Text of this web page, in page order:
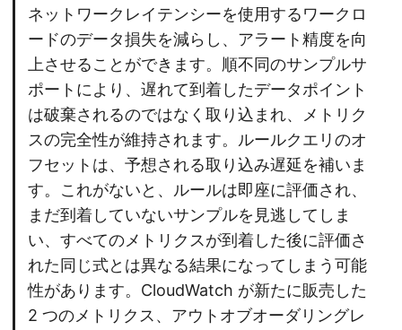
ネットワークレイテンシーを使用するワークロ
ードのデータ損失を減らし、アラート精度を向
上させることができます。順不同のサンプルサ
ポートにより、遅れて到着したデータポイント
は破棄されるのではなく取り込まれ、メトリク
スの完全性が維持されます。ルールクエリのオ
フセットは、予想される取り込み遅延を補いま
す。これがないと、ルールは即座に評価され、
まだ到着していないサンプルを見逃してしま
い、すべてのメトリクスが到着した後に評価さ
れた同じ式とは異なる結果になってしまう可能
性があります。CloudWatch が新たに販売した
2 つのメトリクス、アウトオブオーダリングレ